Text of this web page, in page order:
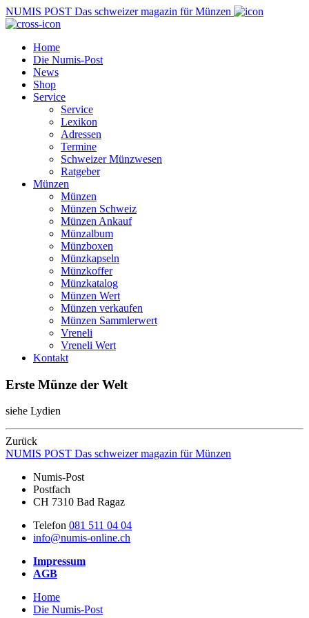
NUMIS POST Das schweizer magazin für Münzen
Home
Die Numis-Post
News
Shop
Service
Service
Lexikon
Adressen
Termine
Schweizer Münzwesen
Ratgeber
Münzen
Münzen
Münzen Schweiz
Münzen Ankauf
Münzalbum
Münzboxen
Münzkapseln
Münzkoffer
Münzkatalog
Münzen Wert
Münzen verkaufen
Münzen Sammlerwert
Vreneli
Vreneli Wert
Kontakt
Erste Münze der Welt
siehe Lydien
Zurück
NUMIS POST Das schweizer magazin für Münzen
Numis-Post
Postfach
CH 7310 Bad Ragaz
Telefon 081 511 04 04
info@numis-online.ch
Impressum
AGB
Home
Die Numis-Post